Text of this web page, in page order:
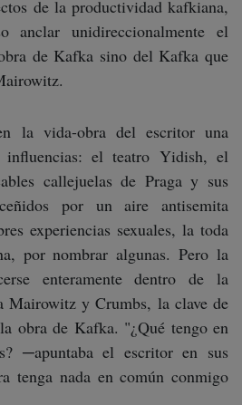
de la productividad kafkiana,
anclar unidireccionalmente el
de Kafka sino del Kafka que
la vida-obra del escritor una
influencias: el teatro Yidish, el
callejuelas de Praga y sus
por un aire antisemita
experiencias sexuales, la toda
por nombrar algunas. Pero la
enteramente dentro de la
Mairowitz y Crumbs, la clave de
obra de Kafka. "¿Qué tengo en
─apuntaba el escritor en sus
tenga nada en común conmigo